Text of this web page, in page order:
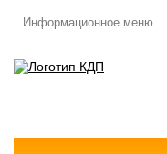
Информационное меню